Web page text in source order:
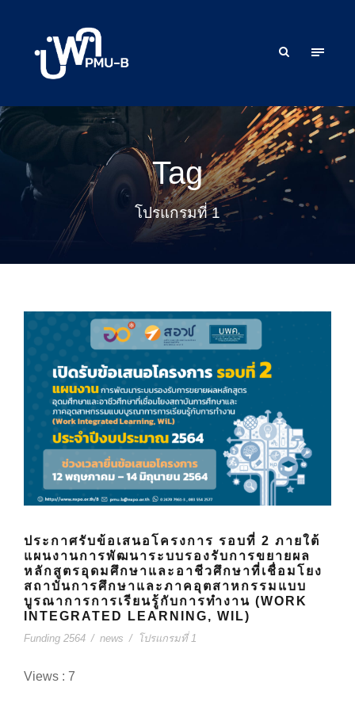
Tag
โปรแกรมที่ 1
ประกาศรับข้อเสนอโครงการ รอบที่ 2 ภายใต้
แผนงานการพัฒนาระบบรองรับการขยายผล
หลักสูตรอุดมศึกษาและอาชีวศึกษาที่เชื่อมโยง
สถาบันการศึกษาและภาคอุตสาหกรรมแบบ
บูรณาการการเรียนรู้กับการทำงาน (WORK
INTEGRATED LEARNING, WIL)
Funding 2564 / news / โปรแกรมที่ 1
Views : 7